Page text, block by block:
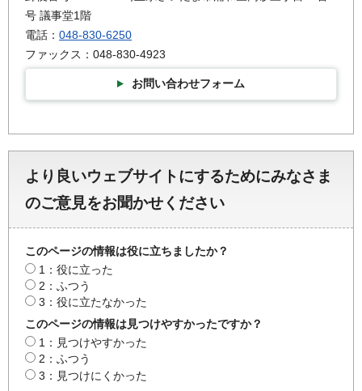
号 議事堂1階
電話： 048-830-6250
ファックス：048-830-4923
お問い合わせフォーム
より良いウェブサイトにするためにみなさま
のご意見をお聞かせください
このページの情報は役に立ちましたか？
1：役に立った
2：ふつう
3：役に立たなかった
このページの情報は見つけやすかったですか？
1：見つけやすかった
2：ふつう
3：見つけにくかった